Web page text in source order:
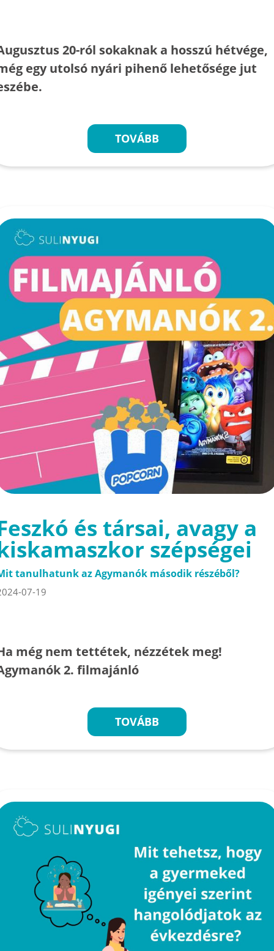
20-ról sokaknak a hosszú hétvége,
egy utolsó nyári pihenő lehetősége jut
TOVÁBB
és társai, avagy a
szépségei
tanulhatunk az Agymanók második részéből?
07-19
még nem tettétek, nézzétek meg!
2. filmajánló
TOVÁBB